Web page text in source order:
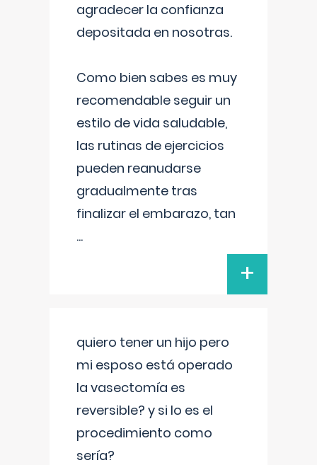
agradecer la confianza
depositada en nosotras.
Como bien sabes es muy
recomendable seguir un
estilo de vida saludable,
las rutinas de ejercicios
pueden reanudarse
gradualmente tras
finalizar el embarazo, tan
...
+
quiero tener un hijo pero
mi esposo está operado
la vasectomía es
reversible? y si lo es el
procedimiento como
sería?